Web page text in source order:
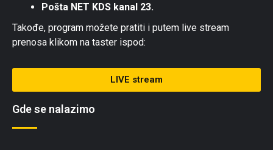
Pošta NET KDS kanal 23.
Takođe, program možete pratiti i putem live stream
prenosa klikom na taster ispod:
LIVE stream
Gde se nalazimo